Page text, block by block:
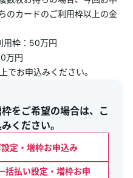
のカードのご利用枠以上の金
用枠：50万円
万円
お申込みください。
をご希望の場合は、こ
ください。
定・増枠お申込み
括払い設定・増枠お申